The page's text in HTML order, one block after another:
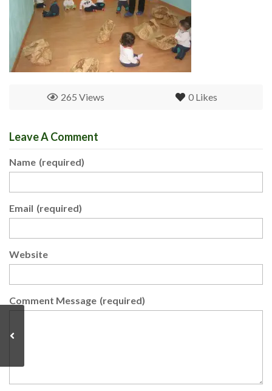
0 Likes
265 Views
Leave A Comment
Name (required)
Email (required)
Website
Comment Message (required)